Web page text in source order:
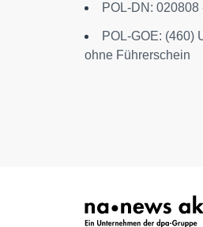
POL-DN:
POL-GOE: (460)
ohne Führerschein